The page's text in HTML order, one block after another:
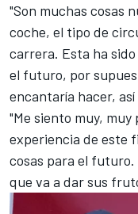
"Son muchas cosas
coche, el tipo de
carrera. Esta ha
el futuro, por
encantaría hacer,
"Me siento muy,
experiencia de este
cosas para el
que va a dar sus